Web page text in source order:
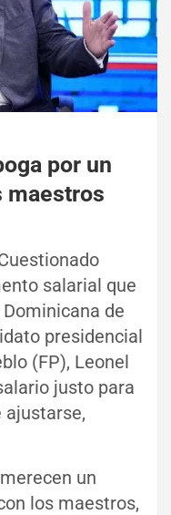
por un
maestros
salarial que
de
presidencial
(FP), Leonel
justo para
ajustarse,
un
los maestros,